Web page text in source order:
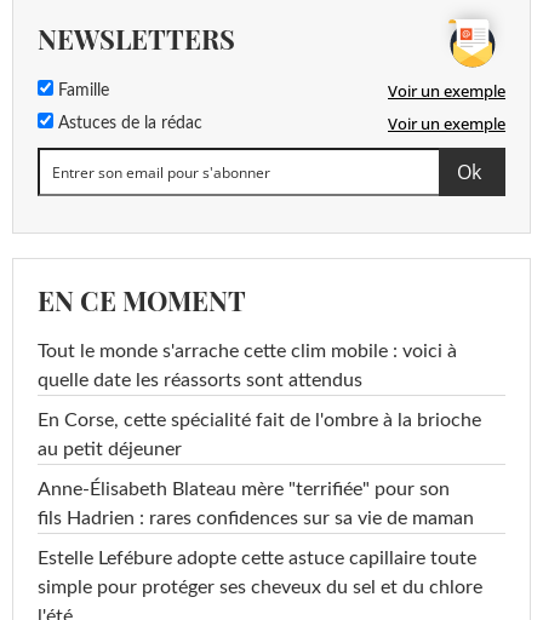
NEWSLETTERS
Famille Voir un exemple
Astuces de la rédac Voir un exemple
EN CE MOMENT
Tout le monde s'arrache cette clim mobile : voici à
quelle date les réassorts sont attendus
En Corse, cette spécialité fait de l'ombre à la brioche
au petit déjeuner
Anne-Élisabeth Blateau mère "terrifiée" pour son
fils Hadrien : rares confidences sur sa vie de maman
Estelle Lefébure adopte cette astuce capillaire toute
simple pour protéger ses cheveux du sel et du chlore